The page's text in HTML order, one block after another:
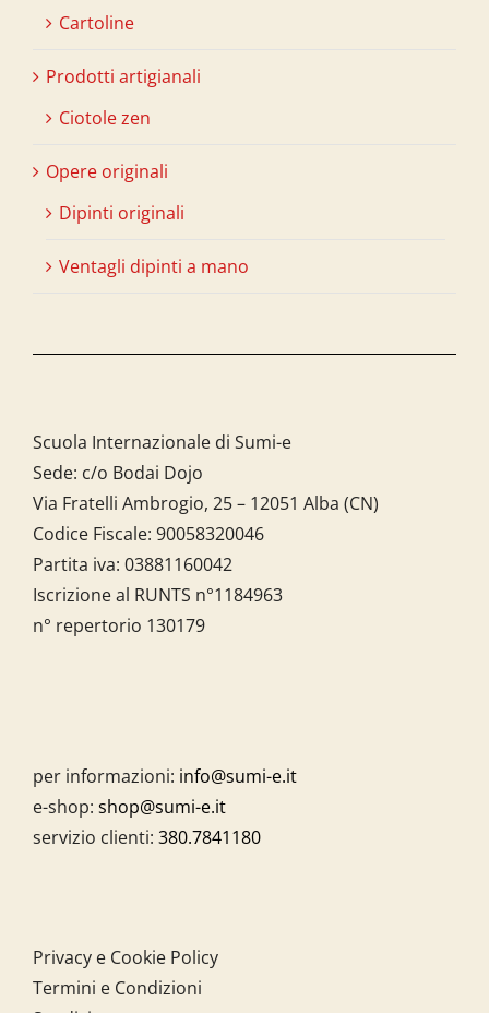
Cartoline
Prodotti artigianali
Ciotole zen
Opere originali
Dipinti originali
Ventagli dipinti a mano
Scuola Internazionale di Sumi-e
Sede: c/o Bodai Dojo
Via Fratelli Ambrogio, 25 – 12051 Alba (CN)
Codice Fiscale: 90058320046
Partita iva: 03881160042
Iscrizione al RUNTS n°1184963
n° repertorio 130179
per informazioni: info@sumi-e.it
e-shop: shop@sumi-e.it
servizio clienti: 380.7841180
Privacy e Cookie Policy
Termini e Condizioni